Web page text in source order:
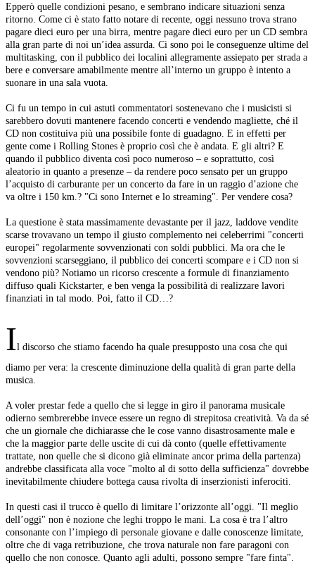
Epperò quelle condizioni pesano, e sembrano indicare situazioni senza
ritorno. Come ci è stato fatto notare di recente, oggi nessuno trova strano
pagare dieci euro per una birra, mentre pagare dieci euro per un CD sembra
alla gran parte di noi un’idea assurda. Ci sono poi le conseguenze ultime del
multitasking, con il pubblico dei localini allegramente assiepato per strada a
bere e conversare amabilmente mentre all’interno un gruppo è intento a
suonare in una sala vuota.
Ci fu un tempo in cui astuti commentatori sostenevano che i musicisti si
sarebbero dovuti mantenere facendo concerti e vendendo magliette, ché il
CD non costituiva più una possibile fonte di guadagno. E in effetti per
gente come i Rolling Stones è proprio così che è andata. E gli altri? E
quando il pubblico diventa così poco numeroso – e soprattutto, così
aleatorio in quanto a presenze – da rendere poco sensato per un gruppo
l’acquisto di carburante per un concerto da fare in un raggio d’azione che
va oltre i 150 km.? "Ci sono Internet e lo streaming". Per vendere cosa?
La questione è stata massimamente devastante per il jazz, laddove vendite
scarse trovavano un tempo il giusto complemento nei celeberrimi "concerti
europei" regolarmente sovvenzionati con soldi pubblici. Ma ora che le
sovvenzioni scarseggiano, il pubblico dei concerti scompare e i CD non si
vendono più? Notiamo un ricorso crescente a formule di finanziamento
diffuso quali Kickstarter, e ben venga la possibilità di realizzare lavori
finanziati in tal modo. Poi, fatto il CD…?
Il discorso che stiamo facendo ha quale presupposto una cosa che qui
diamo per vera: la crescente diminuzione della qualità di gran parte della
musica.
A voler prestar fede a quello che si legge in giro il panorama musicale
odierno sembrerebbe invece essere un regno di strepitosa creatività. Va da sé
che un giornale che dichiarasse che le cose vanno disastrosamente male e
che la maggior parte delle uscite di cui dà conto (quelle effettivamente
trattate, non quelle che si dicono già eliminate ancor prima della partenza)
andrebbe classificata alla voce "molto al di sotto della sufficienza" dovrebbe
inevitabilmente chiudere bottega causa rivolta di inserzionisti inferociti.
In questi casi il trucco è quello di limitare l’orizzonte all’oggi. "Il meglio
dell’oggi" non è nozione che leghi troppo le mani. La cosa è tra l’altro
consonante con l’impiego di personale giovane e dalle conoscenze limitate,
oltre che di vaga retribuzione, che trova naturale non fare paragoni con
quello che non conosce. Quanto agli adulti, possono sempre "fare finta".